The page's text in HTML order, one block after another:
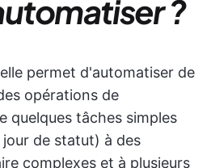
?
permet d'automatiser de
opérations de
quelques tâches simples
jour de statut) à des
complexes et à plusieurs